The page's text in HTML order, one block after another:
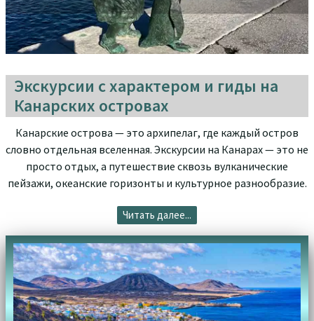
Экскурсии с характером и гиды на
Канарских островах
Канарские острова — это архипелаг, где каждый остров
словно отдельная вселенная. Экскурсии на Канарах — это не
просто отдых, а путешествие сквозь вулканические
пейзажи, океанские горизонты и культурное разнообразие.
Читать далее...